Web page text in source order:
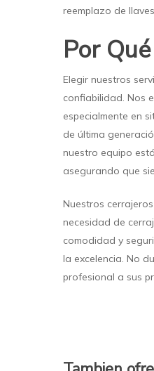
reemplazo de
Por
Elegir nuestros
confiabilidad. Nos
especialmente en
de última
nuestro equipo
asegurando que
Nuestros
necesidad de
comodidad y
la excelencia. No
profesional a sus